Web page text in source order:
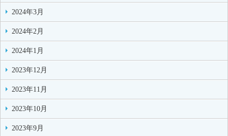
2024年3月
2024年2月
2024年1月
2023年12月
2023年11月
2023年10月
2023年9月